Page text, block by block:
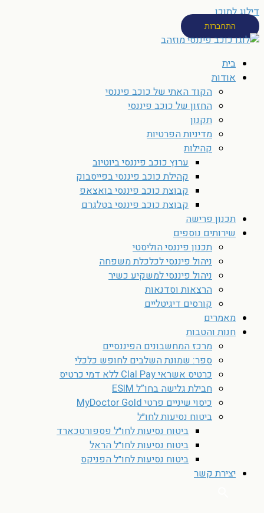
דילוג לתוכן
התחברות
בית
אודות
הקוד האתי של כוכב פיננסי
החזון של כוכב פיננסי
תקנון
מדיניות הפרטיות
קהילות
ערוץ כוכב פיננסי ביוטיוב
קהילת כוכב פיננסי בפייסבוק
קבוצת כוכב פיננסי בואצאפ
קבוצת כוכב פיננסי בטלגרם
תכנון פרישה
שירותים נוספים
תכנון פיננסי הוליסטי
ניהול פיננסי לכלכלת משפחה
ניהול פיננסי למשקיע כשיר
הרצאות וסדנאות
קורסים דיגיטליים
מאמרים
חנות והטבות
מרכז המחשבונים הפיננסיים
ספר: שמונת השלבים לחופש כלכלי
כרטיס אשראי Clal Pay ללא דמי כרטיס
חבילת גלישה בחו”ל ESIM
כיסוי שיניים פרטי MyDoctor Gold
ביטוח נסיעות לחו״ל
ביטוח נסיעות לחו״ל פספורטכארד
ביטוח נסיעות לחו״ל הראל
ביטוח נסיעות לחו״ל הפניקס
יצירת קשר